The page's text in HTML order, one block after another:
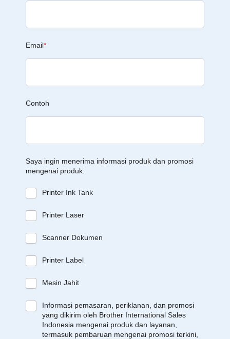
Email*
Contoh
Saya ingin menerima informasi produk dan promosi
mengenai produk:
Printer Ink Tank
Printer Laser
Scanner Dokumen
Printer Label
Mesin Jahit
Informasi pemasaran, periklanan, dan promosi
yang dikirim oleh Brother International Sales
Indonesia mengenai produk dan layanan,
termasuk pembaruan mengenai promosi terkini,